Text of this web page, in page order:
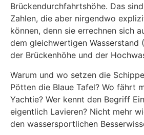
Brückendurchfahrtshöhe. Das
Zahlen, die aber nirgendwo
können, denn sie errechnen sich
dem gleichwertigen Wasserstand
der Brückenhöhe und der
Warum und wo setzen die
Pötten die Blaue Tafel? Wo fährt
Yachtie? Wer kennt den Begriff
eigentlich Lavieren? Nicht mehr
den wassersportlichen